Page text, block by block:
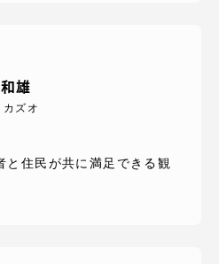
雄
カズオ
と住民が共に満足できる観